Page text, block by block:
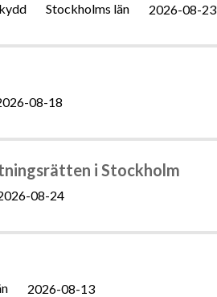
Stockholms län 2026-08-23
08-18
i Stockholm
08-24
2026-08-13